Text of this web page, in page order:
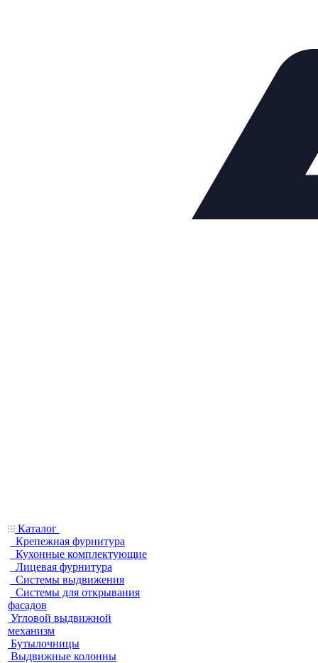
Каталог
Крепежная фурнитура
Кухонные комплектующие
Лицевая фурнитура
Системы выдвижения
Системы для открывания
фасадов
Угловой выдвижной
механизм
Бутылочницы
Выдвижные колонны